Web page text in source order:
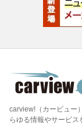
carview!（カービュー
らゆる情報やサービ